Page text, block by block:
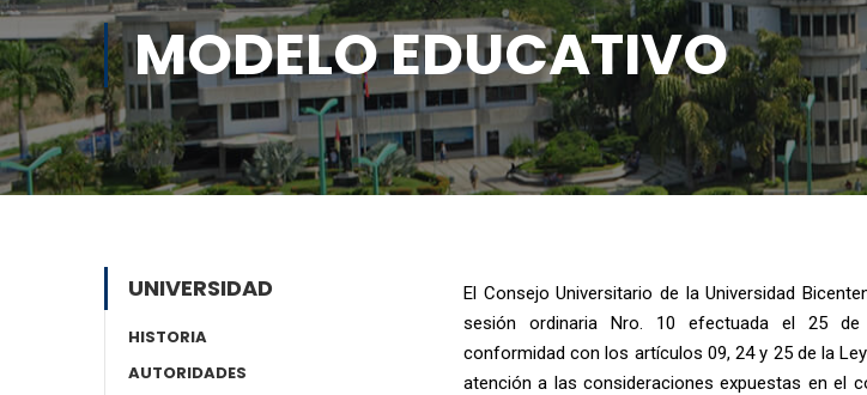
MODELO EDUCATIVO
El Consejo Universitario de la Universidad
sesión ordinaria Nro. 10 efectuada el 25
conformidad con los artículos 09, 24 y 25 de la
atención a las consideraciones expuestas en el
UNIVERSIDAD
HISTORIA
AUTORIDADES